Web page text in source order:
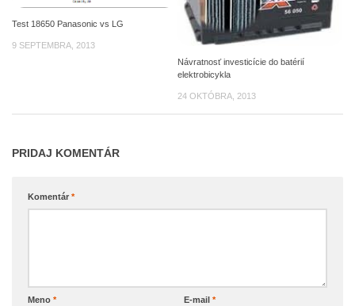
Test 18650 Panasonic vs LG
9 SEPTEMBRA, 2013
Návratnosť investicície do batérií
elektrobicykla
24 OKTÓBRA, 2013
PRIDAJ KOMENTÁR
Komentár *
Meno * E-mail *